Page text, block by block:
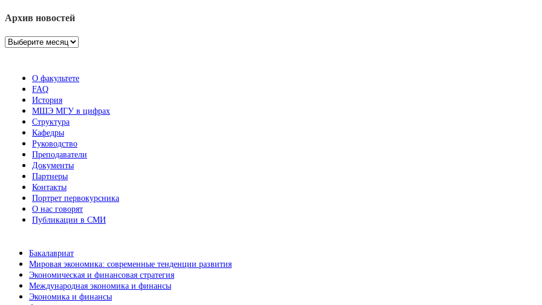
Архив новостей
Архив
О факультете
FAQ
История
МШЭ МГУ в цифрах
Структура
Кафедры
Руководство
Преподаватели
Документы
Партнеры
Контакты
Портрет первокурсника
О нас говорят
Публикации в СМИ
Бакалавриат
Мировая экономика: современные тенденции развития
Экономическая и финансовая стратегия
Международная экономика и финансы
Экономика и финансы